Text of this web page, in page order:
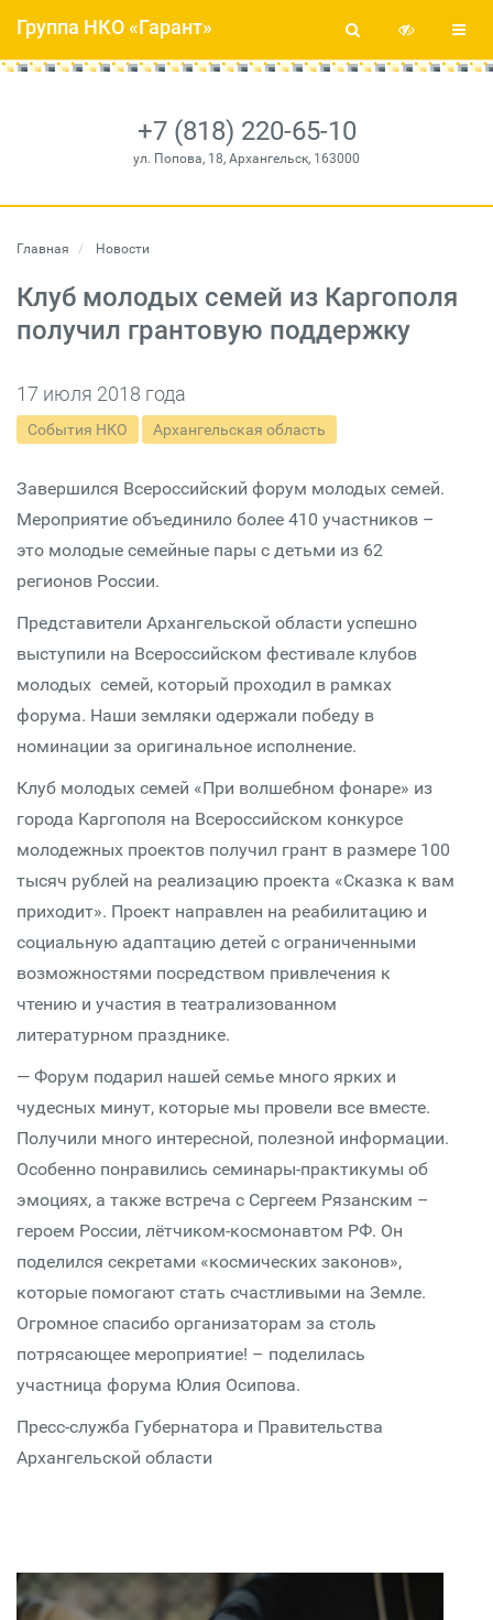
+7 (818) 220-65-10
ул. Попова, 18, Архангельск, 163000
Группа НКО «Гарант»
Главная Новости
Клуб молодых семей из Каргополя
получил грантовую поддержку
17 июля 2018 года
События НКО Архангельская область
Завершился Всероссийский форум молодых семей.
Мероприятие объединило более 410 участников –
это молодые семейные пары с детьми из 62
регионов России.
Представители Архангельской области успешно
выступили на Всероссийском фестивале клубов
молодых семей, который проходил в рамках
форума. Наши земляки одержали победу в
номинации за оригинальное исполнение.
Клуб молодых семей «При волшебном фонаре» из
города Каргополя на Всероссийском конкурсе
молодежных проектов получил грант в размере 100
тысяч рублей на реализацию проекта «Сказка к вам
приходит». Проект направлен на реабилитацию и
социальную адаптацию детей с ограниченными
возможностями посредством привлечения к
чтению и участия в театрализованном
литературном празднике.
— Форум подарил нашей семье много ярких и
чудесных минут, которые мы провели все вместе.
Получили много интересной, полезной информации.
Особенно понравились семинары-практикумы об
эмоциях, а также встреча с Сергеем Рязанским –
героем России, лётчиком-космонавтом РФ. Он
поделился секретами «космических законов»,
которые помогают стать счастливыми на Земле.
Огромное спасибо организаторам за столь
потрясающее мероприятие! – поделилась
участница форума Юлия Осипова.
Пресс-служба Губернатора и Правительства
Архангельской области